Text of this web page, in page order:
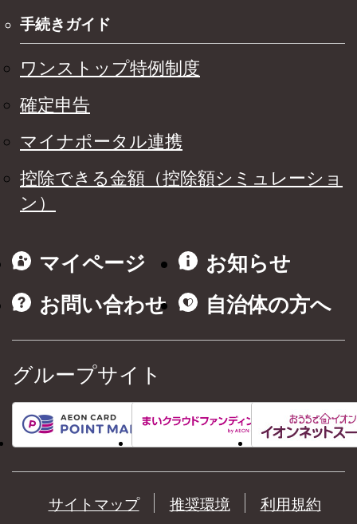
手続きガイド
ワンストップ特例制度
確定申告
マイナポータル連携
控除できる金額（控除額シミュレーショ
ン）
マイページ
お知らせ
お問い合わせ
自治体の方へ
グループサイト
サイトマップ 推奨環境
利用規約